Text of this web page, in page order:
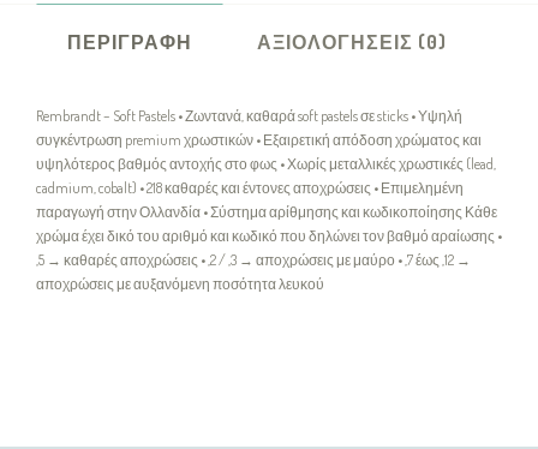
ΠΕΡΙΓΡΑΦΉ ΑΞΙΟΛΟΓΉΣΕΙΣ (0)
Rembrandt – Soft Pastels • Ζωντανά, καθαρά soft pastels σε sticks • Υψηλή
συγκέντρωση premium χρωστικών • Εξαιρετική απόδοση χρώματος και
υψηλότερος βαθμός αντοχής στο φως • Χωρίς μεταλλικές χρωστικές (lead,
cadmium, cobalt) • 218 καθαρές και έντονες αποχρώσεις • Επιμελημένη
παραγωγή στην Ολλανδία • Σύστημα αρίθμησης και κωδικοποίησης Κάθε
χρώμα έχει δικό του αριθμό και κωδικό που δηλώνει τον βαθμό αραίωσης •
,5 → καθαρές αποχρώσεις • ,2 / ,3 → αποχρώσεις με μαύρο • ,7 έως ,12 →
αποχρώσεις με αυξανόμενη ποσότητα λευκού